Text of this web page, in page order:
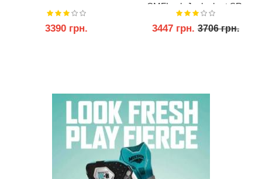
3390 грн.
CMFLock Jock short SR.
3447 грн. 3706 грн.